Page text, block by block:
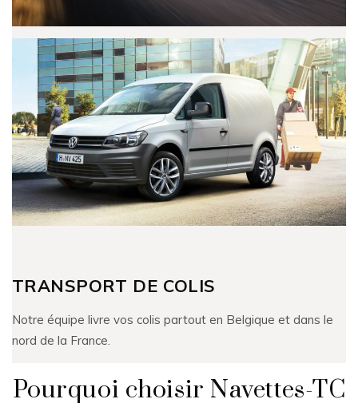
TRANSPORT DE COLIS
Notre équipe livre vos colis partout en Belgique et dans le
nord de la France.
Pourquoi choisir Navettes-TC